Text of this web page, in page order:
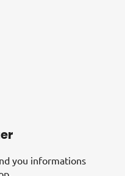
you informations